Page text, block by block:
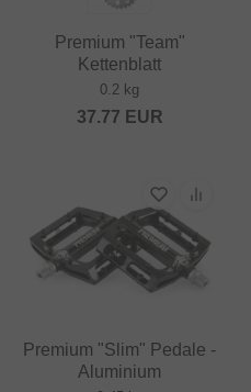
Premium "Team"
Kettenblatt
0.2 kg
37.77 EUR
Premium "Slim" Pedale -
Aluminium